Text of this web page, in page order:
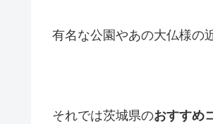
有名な公園やあの大仏様の
それでは茨城県のおすすめ